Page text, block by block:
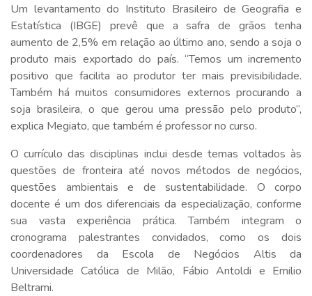
Um levantamento do Instituto Brasileiro de Geografia e
Estatística (IBGE) prevê que a safra de grãos tenha
aumento de 2,5% em relação ao último ano, sendo a soja o
produto mais exportado do país. “Temos um incremento
positivo que facilita ao produtor ter mais previsibilidade.
Também há muitos consumidores externos procurando a
soja brasileira, o que gerou uma pressão pelo produto”,
explica Megiato, que também é professor no curso.
O currículo das disciplinas inclui desde temas voltados às
questões de fronteira até novos métodos de negócios,
questões ambientais e de sustentabilidade. O corpo
docente é um dos diferenciais da especialização, conforme
sua vasta experiência prática. Também integram o
cronograma palestrantes convidados, como os dois
coordenadores da Escola de Negócios Altis da
Universidade Católica de Milão, Fábio Antoldi e Emilio
Beltrami.